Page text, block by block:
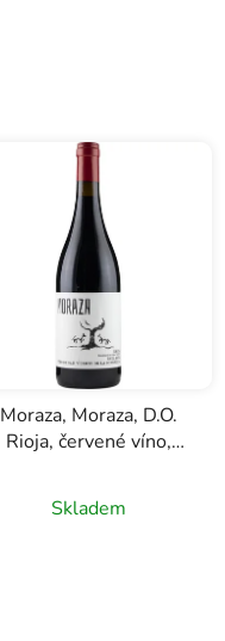
Moraza, Moraza, D.O.
Rioja, červené víno,
Skladem